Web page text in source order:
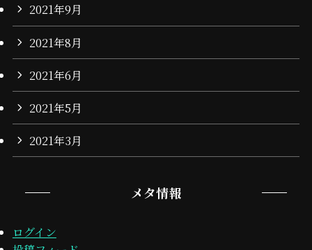
2021年9月
2021年8月
2021年6月
2021年5月
2021年3月
メタ情報
ログイン